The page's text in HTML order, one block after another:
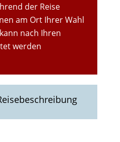
der Reise
am Ort Ihrer Wahl
nach Ihren
werden